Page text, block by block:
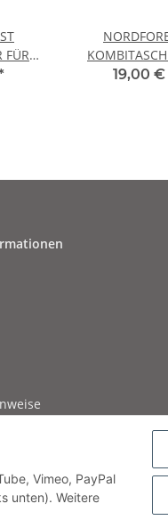
Vimeo, PayPal
unten). Weitere
FÜR
19,00 €